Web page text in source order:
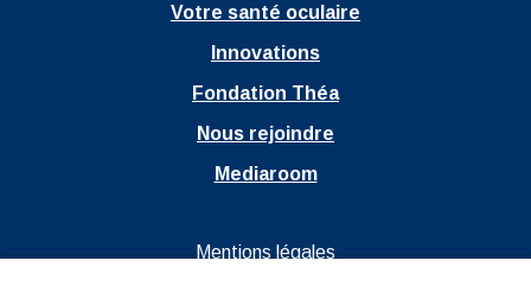
Votre santé oculaire
Innovations
Fondation Théa
Nous rejoindre
Mediaroom
Ouvrir dans un nouvel onglet
Mentions légales